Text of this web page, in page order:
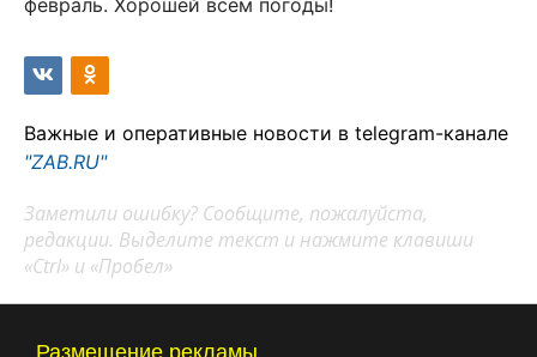
Важные и оперативные новости в telegram-канале
"ZAB.RU"
Заметили ошибку? Сообщите, пожалуйста,
редакции. Выделите текст и нажмите клавиши
«Ctrl» и «Пробел»
Размещение рекламы